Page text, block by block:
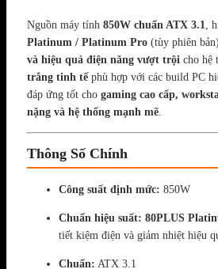
Nguồn máy tính 850W chuẩn ATX 3.1 ,
Platinum / Platinum Pro (tùy phiên
và hiệu quả điện năng vượt trội cho hệ
trắng tinh tếphù hợp với các build PC
đáp ứng tốt cho gaming cao cấp,
nặng và hệ thống mạnh mẽ
Thông Số Chính
Công suất định mức: 850W
Chuẩn hiệu suất: 80PLUS
tiết kiệm điện và giảm nhiệt hiệu
Chuẩn: ATX 3.1